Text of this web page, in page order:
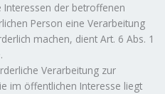
Interessen der betroffenen
Person eine Verarbeitung
machen, dient Art. 6 Abs. 1
Verarbeitung zur
im öffentlichen Interesse liegt